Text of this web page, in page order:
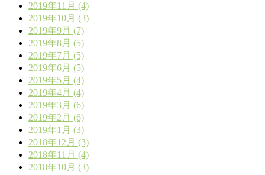
2019年11月 (4)
2019年10月 (3)
2019年9月 (7)
2019年8月 (5)
2019年7月 (5)
2019年6月 (5)
2019年5月 (4)
2019年4月 (4)
2019年3月 (6)
2019年2月 (6)
2019年1月 (3)
2018年12月 (3)
2018年11月 (4)
2018年10月 (3)